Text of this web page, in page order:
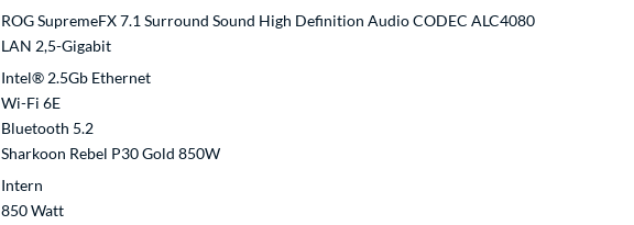
ROG SupremeFX 7.1 Surround Sound High Definition Audio CODEC ALC4080
LAN 2,5-Gigabit
Intel® 2.5Gb Ethernet
Wi-Fi 6E
Bluetooth 5.2
Sharkoon Rebel P30 Gold 850W
Intern
850 Watt